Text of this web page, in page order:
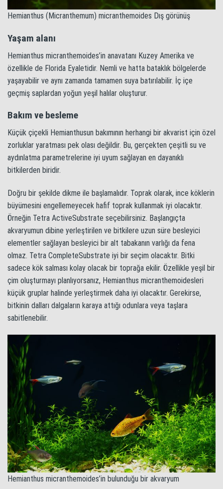
Hemianthus (Micranthemum) micranthemoides Dış görünüş
Yaşam alanı
Hemianthus micranthemoides’in anavatanı Kuzey Amerika ve
özellikle de Florida Eyaletidir. Nemli ve hatta bataklık bölgelerde
yaşayabilir ve aynı zamanda tamamen suya batırılabilir. İç içe
geçmiş saplardan yoğun yeşil halılar oluşturur.
Bakım ve besleme
Küçük çiçekli Hemianthusun bakımının herhangi bir akvarist için özel
zorluklar yaratması pek olası değildir. Bu, gerçekten çeşitli su ve
aydınlatma parametrelerine iyi uyum sağlayan en dayanıklı
bitkilerden biridir.
Doğru bir şekilde dikme ile başlamalıdır. Toprak olarak, ince köklerin
büyümesini engellemeyecek hafif toprak kullanmak iyi olacaktır.
Örneğin Tetra ActiveSubstrate seçebilirsiniz. Başlangıçta
akvaryumun dibine yerleştirilen ve bitkilere uzun süre besleyici
elementler sağlayan besleyici bir alt tabakanın varlığı da fena
olmaz. Tetra CompleteSubstrate iyi bir seçim olacaktır. Bitki
sadece kök salması kolay olacak bir toprağa ekilir. Özellikle yeşil bir
çim oluşturmayı planlıyorsanız, Hemianthus micranthemoidesleri
küçük gruplar halinde yerleştirmek daha iyi olacaktır. Gerekirse,
bitkinin dalları dalgaların karaya attığı odunlara veya taşlara
sabitlenebilir.
Hemianthus micranthemoides’in bulunduğu bir akvaryum